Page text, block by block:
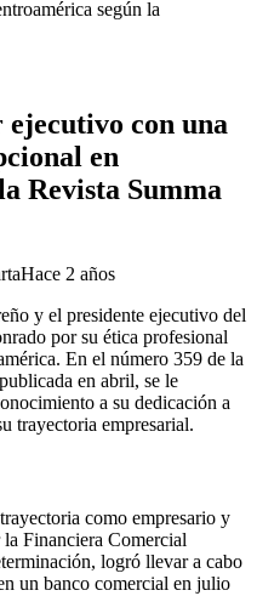
con una
en
Revista Summa
Hace 2 años
y el presidente ejecutivo del
por su ética profesional
En el número 359 de la
en abril, se le
a su dedicación a
trayectoria empresarial.
como empresario y
Financiera Comercial
logró llevar a cabo
un banco comercial en julio